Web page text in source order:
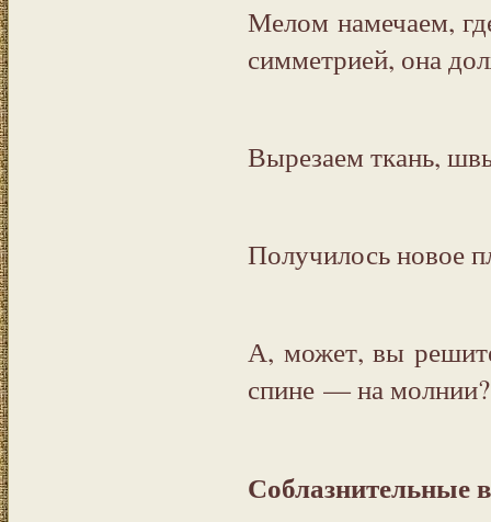
Мелом намечаем,
симметрией, она
Вырезаем ткань,
Получилось новое
А, может, вы
спине — на молнии?
Соблазнительные